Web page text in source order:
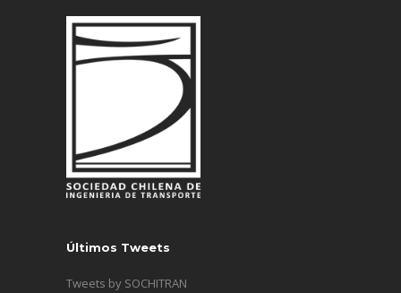
Últimos Tweets
Tweets by SOCHITRAN